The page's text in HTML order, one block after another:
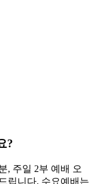
?
, 주일 2부 예배 오
립니다. 수요예배는